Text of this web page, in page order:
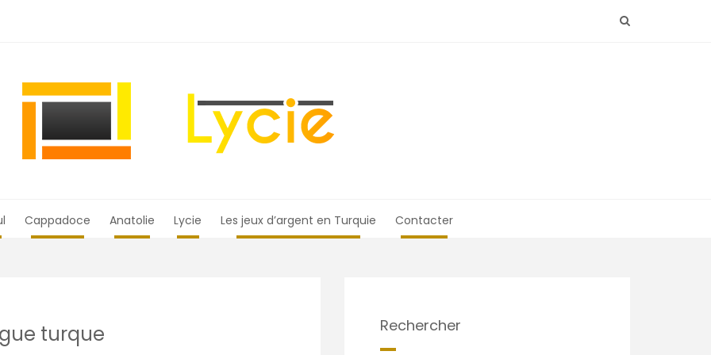
Cappadoce Anatolie Lycie Les jeux d’argent en Turquie Contacter
turque Rechercher